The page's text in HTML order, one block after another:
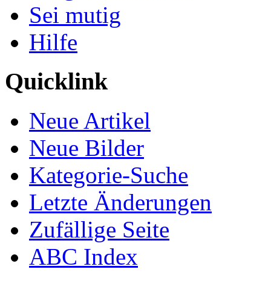
Sei mutig
Hilfe
Quicklink
Neue Artikel
Neue Bilder
Kategorie-Suche
Letzte Änderungen
Zufällige Seite
ABC Index